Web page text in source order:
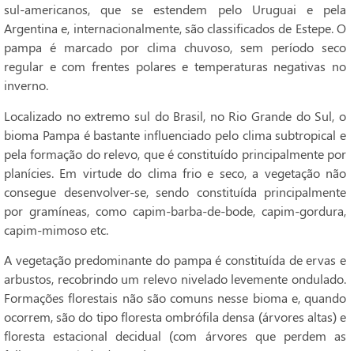
sul-americanos, que se estendem pelo Uruguai e pela
Argentina e, internacionalmente, são classificados de Estepe. O
pampa é marcado por clima chuvoso, sem período seco
regular e com frentes polares e temperaturas negativas no
inverno.
Localizado no extremo sul do Brasil, no Rio Grande do Sul, o
bioma Pampa é bastante influenciado pelo clima subtropical e
pela formação do relevo, que é constituído principalmente por
planícies. Em virtude do clima frio e seco, a vegetação não
consegue desenvolver-se, sendo constituída principalmente
por gramíneas, como capim-barba-de-bode, capim-gordura,
capim-mimoso etc.
A vegetação predominante do pampa é constituída de ervas e
arbustos, recobrindo um relevo nivelado levemente ondulado.
Formações florestais não são comuns nesse bioma e, quando
ocorrem, são do tipo floresta ombrófila densa (árvores altas) e
floresta estacional decidual (com árvores que perdem as